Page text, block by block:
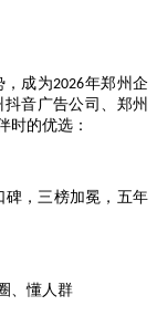
，成为2026年郑州企
音广告公司、郑州
时的优选：
碑，三榜加冕，五年
、懂人群